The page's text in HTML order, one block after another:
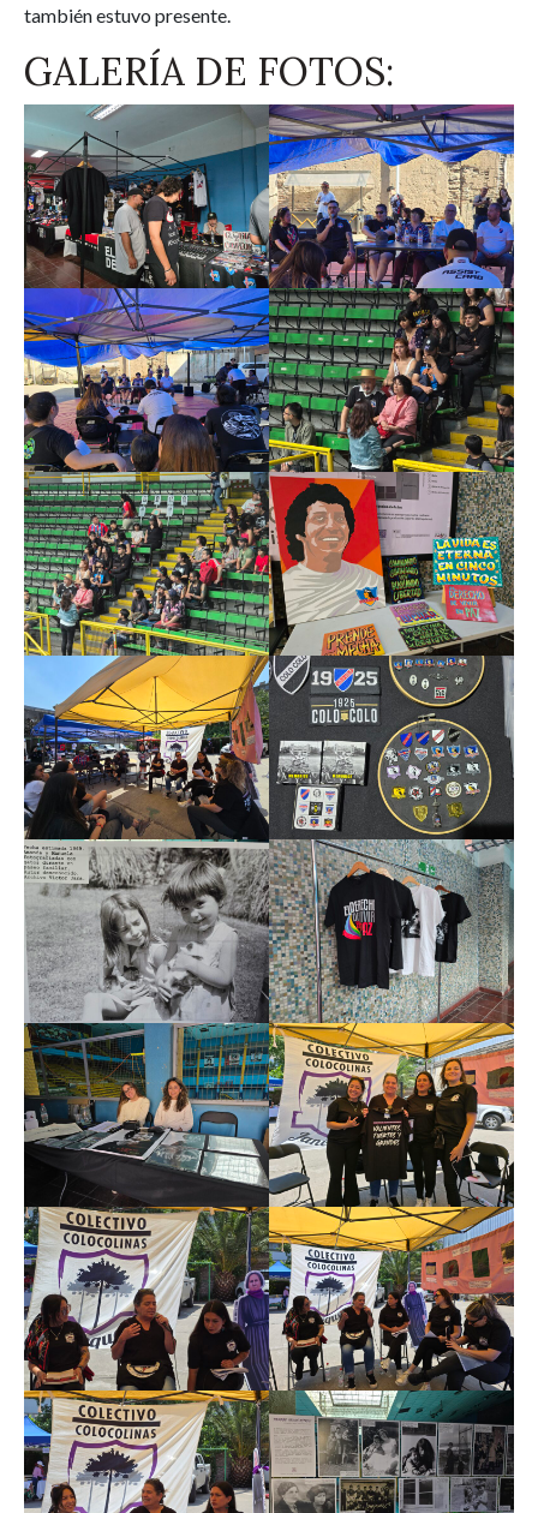
también estuvo presente.
GALERÍA DE FOTOS: